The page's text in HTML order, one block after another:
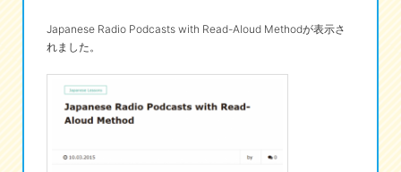
Japanese Radio Podcasts with Read-Aloud Methodが表示さ
れました。